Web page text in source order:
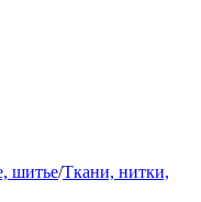
шитье/Ткани, нитки,